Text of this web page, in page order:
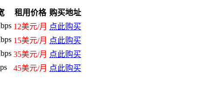
租用价格 购买地址
12美元/月 点此购买
15美元/月 点此购买
35美元/月 点此购买
45美元/月 点此购买